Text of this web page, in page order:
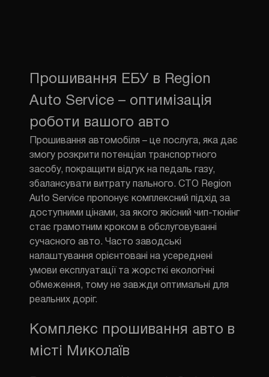
Прошивання ЕБУ в Region
Auto Service – оптимізація
роботи вашого авто
Прошивання автомобіля – це послуга, яка дає
змогу розкрити потенціал транспортного
засобу, покращити відгук на педаль газу,
збалансувати витрату пального. СТО Region
Auto Service пропонує комплексний підхід за
доступними цінами, за якого якісний чип-тюнінг
стає грамотним кроком в обслуговуванні
сучасного авто. Часто заводські
налаштування орієнтовані на усереднені
умови експлуатації та жорсткі екологічні
обмеження, тому не завжди оптимальні для
реальних доріг.
Комплекс прошивання авто в
місті Миколаїв